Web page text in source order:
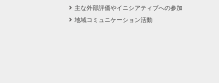
主な外部評価やイニシアティブへの参加
地域コミュニケーション活動